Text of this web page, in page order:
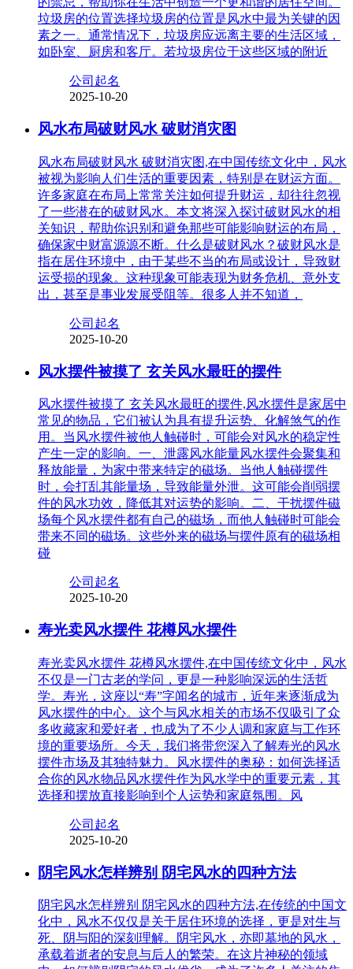
垃圾房的位置选择垃圾房的位置是风水中最为关键的因
素之一。通常情况下，垃圾房应远离主要的生活区域，
如卧室、厨房和客厅。若垃圾房位于这些区域的附近
公司起名
2025-10-20
风水布局破财风水 破财消灾图
风水布局破财风水 破财消灾图,在中国传统文化中，风水
被视为影响人们生活的重要因素，特别是在财运方面。
许多家庭在布局上常常关注如何提升财运，却往往忽视
了一些潜在的破财风水。本文将深入探讨破财风水的相
关知识，帮助你识别和避免那些可能影响财运的布局，
确保家中财富源源不断。什么是破财风水？破财风水是
指在居住环境中，由于某些不当的布局或设计，导致财
运受损的现象。这种现象可能表现为财务危机、意外支
出，甚至是事业发展受阻等。很多人并不知道，
公司起名
2025-10-20
风水摆件被摸了 玄关风水最旺的摆件
风水摆件被摸了 玄关风水最旺的摆件,风水摆件是家居中
常见的物品，它们被认为具有提升运势、化解煞气的作
用。当风水摆件被他人触碰时，可能会对风水的稳定性
产生一定的影响。一、泄露风水能量风水摆件会聚集和
释放能量，为家中带来特定的磁场。当他人触碰摆件
时，会打乱其能量场，导致能量外泄。这可能会削弱摆
件的风水功效，降低其对运势的影响。二、干扰摆件磁
场每个风水摆件都有自己的磁场，而他人触碰时可能会
带来不同的磁场。这些外来的磁场与摆件原有的磁场相
碰
公司起名
2025-10-20
寿光卖风水摆件 花樽风水摆件
寿光卖风水摆件 花樽风水摆件,在中国传统文化中，风水
不仅是一门古老的学问，更是一种影响深远的生活哲
学。寿光，这座以“寿”字闻名的城市，近年来逐渐成为
风水摆件的中心。这个与风水相关的市场不仅吸引了众
多收藏家和爱好者，也成为了不少人调和家庭与工作环
境的重要场所。今天，我们将带您深入了解寿光的风水
摆件市场及其独特魅力。风水摆件的奥秘：如何选择适
合你的风水物品风水摆件作为风水学中的重要元素，其
选择和摆放直接影响到个人运势和家庭氛围。风
公司起名
2025-10-20
阴宅风水怎样辨别 阴宅风水的四种方法
阴宅风水怎样辨别 阴宅风水的四种方法,在传统的中国文
化中，风水不仅仅是关于居住环境的选择，更是对生与
死、阴与阳的深刻理解。阴宅风水，亦即墓地的风水，
承载着逝者的安息与后人的繁荣。在这片神秘的领域